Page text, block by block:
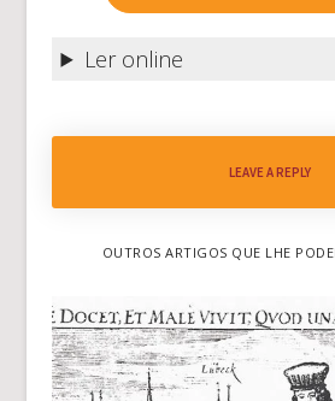
Ler online
LEAVE A REPLY
OUTROS ARTIGOS QUE LHE